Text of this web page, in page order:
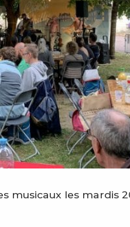
musicaux les mardis